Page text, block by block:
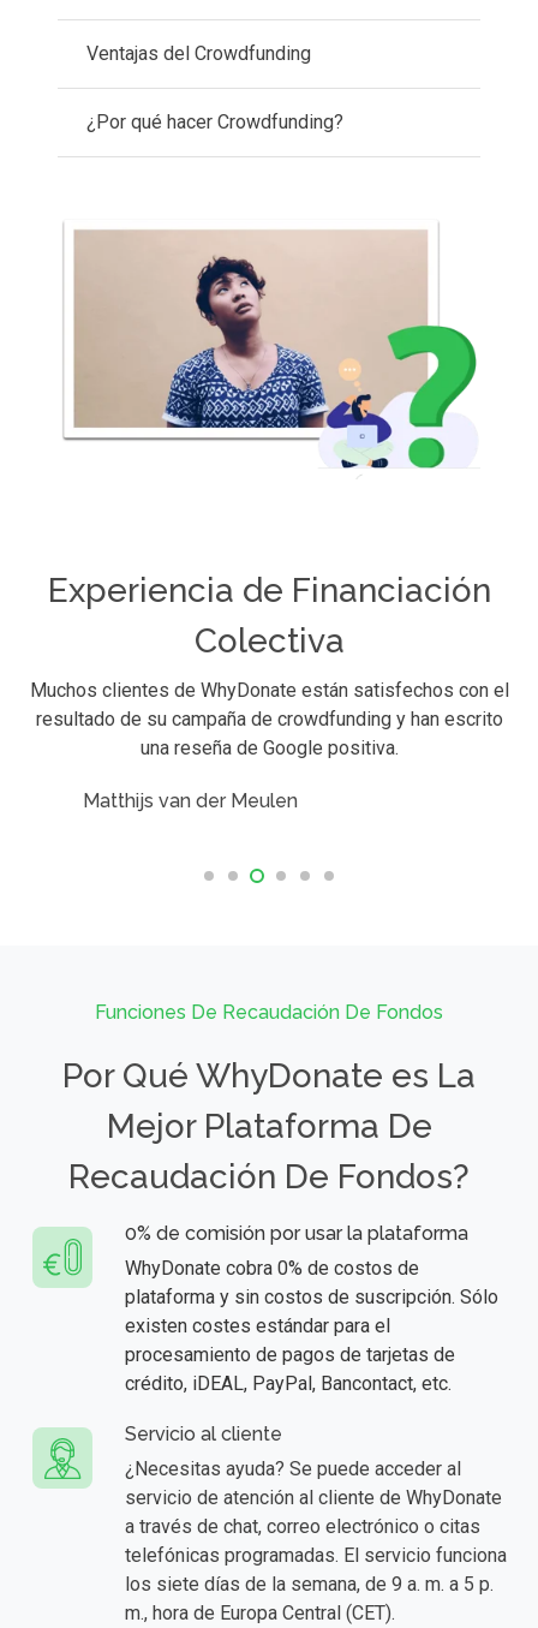
Ventajas del Crowdfunding
¿Por qué hacer Crowdfunding?
Experiencia de Financiación
Colectiva
Muchos clientes de WhyDonate están satisfechos con el
resultado de su campaña de crowdfunding y han escrito
una reseña de Google positiva.
van der Meulen
Funciones De Recaudación De Fondos
Por Qué WhyDonate es La
Mejor Plataforma De
Recaudación De Fondos?
0% de comisión por usar la plataforma
WhyDonate cobra 0% de costos de
plataforma y sin costos de suscripción. Sólo
existen costes estándar para el
procesamiento de pagos de tarjetas de
crédito, iDEAL, PayPal, Bancontact, etc.
Servicio al cliente
¿Necesitas ayuda? Se puede acceder al
servicio de atención al cliente de WhyDonate
a través de chat, correo electrónico o citas
telefónicas programadas. El servicio funciona
los siete días de la semana, de 9 a. m. a 5 p.
m., hora de Europa Central (CET).